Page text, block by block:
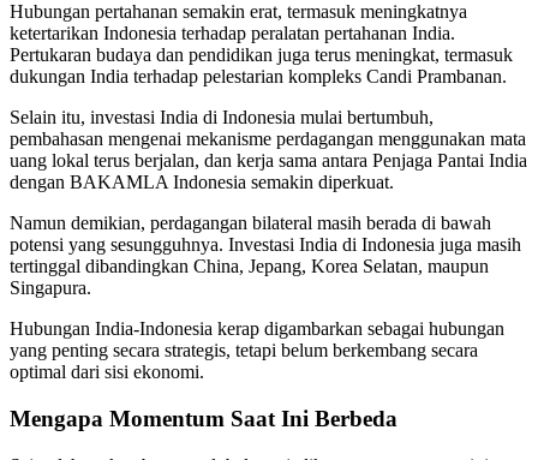
Hubungan pertahanan semakin erat, termasuk meningkatnya
ketertarikan Indonesia terhadap peralatan pertahanan India.
Pertukaran budaya dan pendidikan juga terus meningkat, termasuk
dukungan India terhadap pelestarian kompleks Candi Prambanan.
Selain itu, investasi India di Indonesia mulai bertumbuh,
pembahasan mengenai mekanisme perdagangan menggunakan mata
uang lokal terus berjalan, dan kerja sama antara Penjaga Pantai India
dengan BAKAMLA Indonesia semakin diperkuat.
Namun demikian, perdagangan bilateral masih berada di bawah
potensi yang sesungguhnya. Investasi India di Indonesia juga masih
tertinggal dibandingkan China, Jepang, Korea Selatan, maupun
Singapura.
Hubungan India-Indonesia kerap digambarkan sebagai hubungan
yang penting secara strategis, tetapi belum berkembang secara
optimal dari sisi ekonomi.
Mengapa Momentum Saat Ini Berbeda